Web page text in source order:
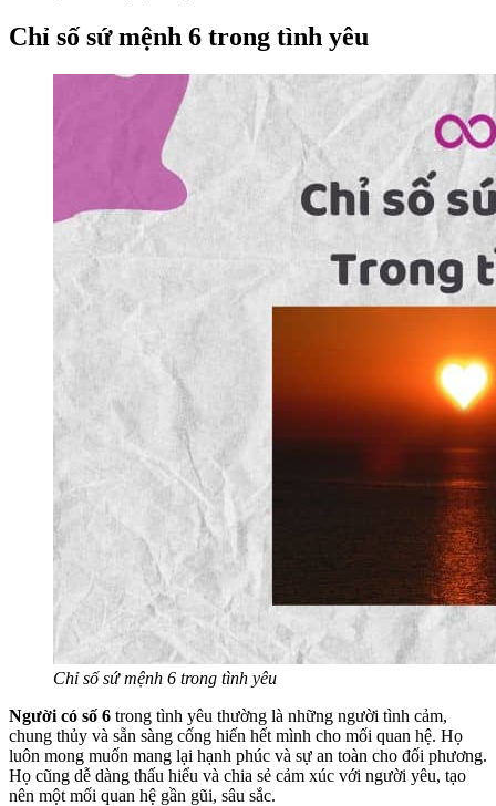
Chỉ số sứ mệnh 6 trong tình yêu
Chỉ số sứ mệnh 6 trong tình yêu
Người có số 6 trong tình yêu thường là những người tình cảm,
chung thủy và sẵn sàng cống hiến hết mình cho mối quan hệ. Họ
luôn mong muốn mang lại hạnh phúc và sự an toàn cho đối phương.
Họ cũng dễ dàng thấu hiểu và chia sẻ cảm xúc với người yêu, tạo
nên một mối quan hệ gần gũi, sâu sắc.